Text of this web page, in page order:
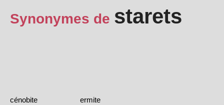
Synonymes de starets
cénobite
ermite